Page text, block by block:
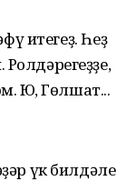
итегеҙ. Һеҙ
Юҡ, Гөлшат...
үк билдәле